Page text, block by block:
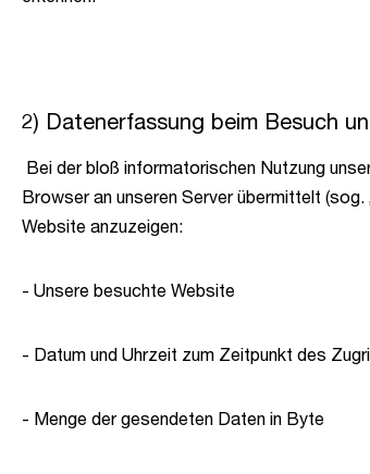
2) Datenerfassung beim Besuch
Bei der bloß informatorischen Nutzung
Browser an unseren Server übermittelt
Website anzuzeigen:
- Unsere besuchte Website
- Datum und Uhrzeit zum Zeitpunkt des
- Menge der gesendeten Daten in Byte